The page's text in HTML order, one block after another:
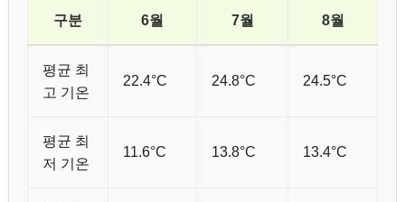
구분 6월 7월 8월
평균 최
고 기온
22.4°C 24.8°C 24.5°C
평균 최
저 기온
11.6°C 13.8°C 13.4°C